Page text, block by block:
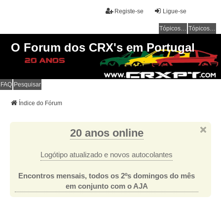
Ligue-se
Registe-se
Tópicos sem resposta Tópicos ativos
O Forum dos CRX's em Portugal
FAQ Pesquisar
Índice do Fórum
20 anos online
Logótipo atualizado e novos autocolantes
Encontros mensais, todos os 2ºs domingos do mês
em conjunto com o AJA